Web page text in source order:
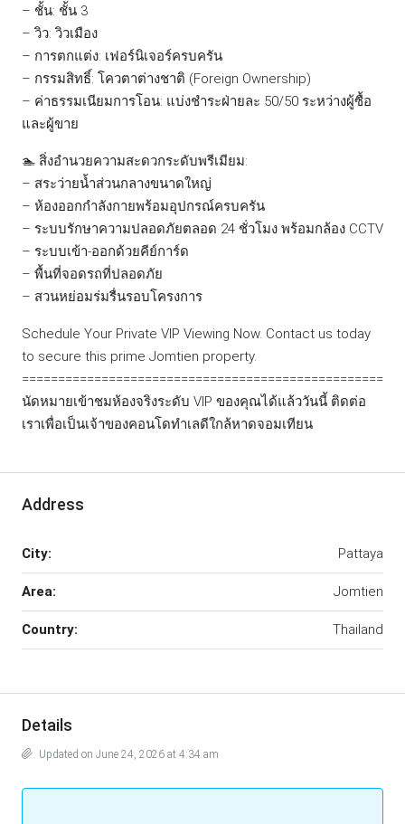
– ชั้น: ชั้น 3
– วิว: วิวเมือง
– การตกแต่ง: เฟอร์นิเจอร์ครบครัน
– กรรมสิทธิ์: โควตาต่างชาติ (Foreign Ownership)
– ค่าธรรมเนียมการโอน: แบ่งชำระฝ่ายละ 50/50 ระหว่างผู้ซื้อ
และผู้ขาย
🏊 สิ่งอำนวยความสะดวกระดับพรีเมียม:
– สระว่ายน้ำส่วนกลางขนาดใหญ่
– ห้องออกกำลังกายพร้อมอุปกรณ์ครบครัน
– ระบบรักษาความปลอดภัยตลอด 24 ชั่วโมง พร้อมกล้อง CCTV
– ระบบเข้า-ออกด้วยคีย์การ์ด
– พื้นที่จอดรถที่ปลอดภัย
– สวนหย่อมร่มรื่นรอบโครงการ
Schedule Your Private VIP Viewing Now. Contact us today
to secure this prime Jomtien property.
==================================================
นัดหมายเข้าชมห้องจริงระดับ VIP ของคุณได้แล้ววันนี้ ติดต่อ
เราเพื่อเป็นเจ้าของคอนโดทำเลดีใกล้หาดจอมเทียน
Address
City: Pattaya
Area: Jomtien
Country: Thailand
Details
Updated on June 24, 2026 at 4:34 am